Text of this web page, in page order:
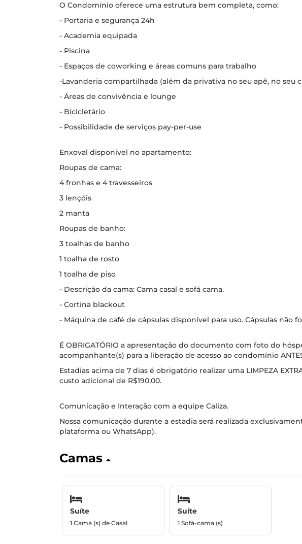
O Condomínio oferece uma estrutura bem completa, como:
- Portaria e segurança 24h
- Academia equipada
- Piscina
- Espaços de coworking e áreas comuns para trabalho
-Lavanderia compartilhada (além da privativa no seu apê, no seu
- Áreas de convivência e lounge
- Bicicletário
- Possibilidade de serviços pay-per-use
Enxoval disponível no apartamento:
Roupas de cama:
4 fronhas e 4 travesseiros
3 lençóis
2 manta
Roupas de banho:
3 toalhas de banho
1 toalha de rosto
1 toalha de piso
- Descrição da cama: Cama casal e sofá cama.
- Cortina blackout
- Máquina de café de cápsulas disponível para uso. Cápsulas não
É OBRIGATÓRIO a apresentação do documento com foto do
acompanhante(s) para a liberação de acesso ao condomínio
Estadias acima de 7 dias é obrigatório realizar uma LIMPEZA
custo adicional de R$190,00.
Comunicação e Interação com a equipe Caliza.
Nossa comunicação durante a estadia será realizada
plataforma ou WhatsApp).
Camas
Suíte
1 Cama (s) de Casal
Suíte
1 Sofá-cama (s)